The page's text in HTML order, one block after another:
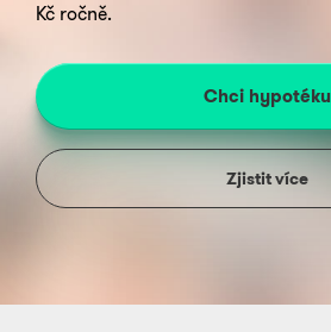
Kč ročně.
Chci hypotéku
Zjistit více